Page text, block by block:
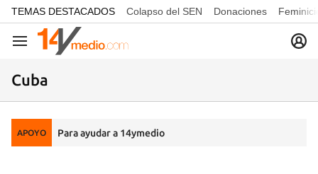
common.go-to-content
TEMAS DESTACADOS Colapso del SEN Donaciones
Navegación
Cuba
APOYO Para ayudar a 14ymedio